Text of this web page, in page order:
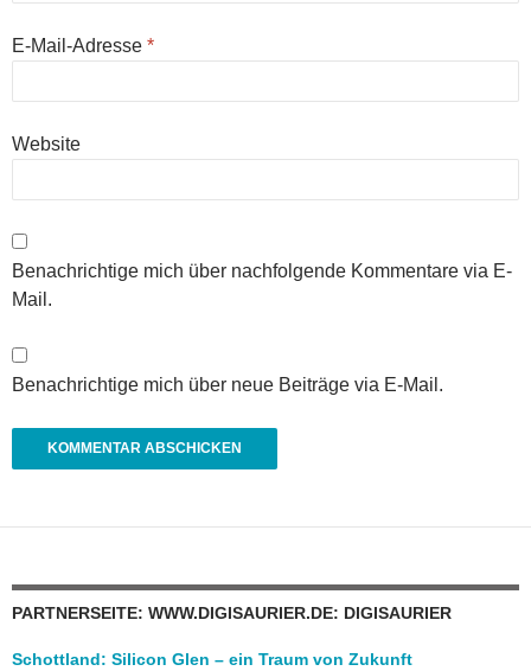
E-Mail-Adresse *
Website
Benachrichtige mich über nachfolgende Kommentare via E-
Mail.
Benachrichtige mich über neue Beiträge via E-Mail.
PARTNERSEITE: WWW.DIGISAURIER.DE: DIGISAURIER
Schottland: Silicon Glen – ein Traum von Zukunft